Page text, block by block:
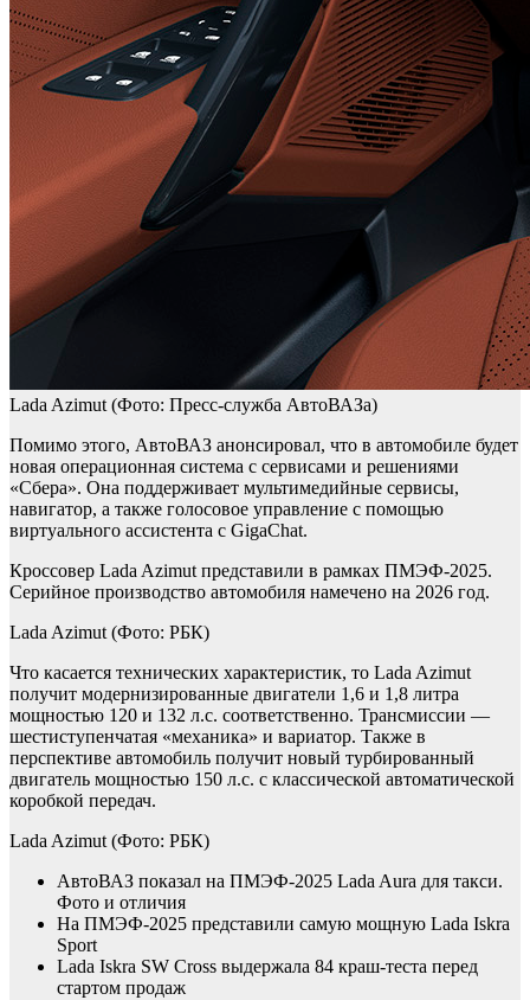
Lada Azimut (Фото: Пресс-служба АвтоВАЗа)
Помимо этого, АвтоВАЗ анонсировал, что в автомобиле будет
новая операционная система с сервисами и решениями
«Сбера». Она поддерживает мультимедийные сервисы,
навигатор, а также голосовое управление с помощью
виртуального ассистента c GigaChat.
Кроссовер Lada Azimut представили в рамках ПМЭФ-2025.
Серийное производство автомобиля намечено на 2026 год.
Lada Azimut (Фото: РБК)
Что касается технических характеристик, то Lada Azimut
получит модернизированные двигатели 1,6 и 1,8 литра
мощностью 120 и 132 л.с. соответственно. Трансмиссии —
шестиступенчатая «механика» и вариатор. Также в
перспективе автомобиль получит новый турбированный
двигатель мощностью 150 л.с. с классической автоматической
коробкой передач.
Lada Azimut (Фото: РБК)
АвтоВАЗ показал на ПМЭФ-2025 Lada Aura для такси.
Фото и отличия
На ПМЭФ-2025 представили самую мощную Lada Iskra
Sport
Lada Iskra SW Cross выдержала 84 краш-теста перед
стартом продаж